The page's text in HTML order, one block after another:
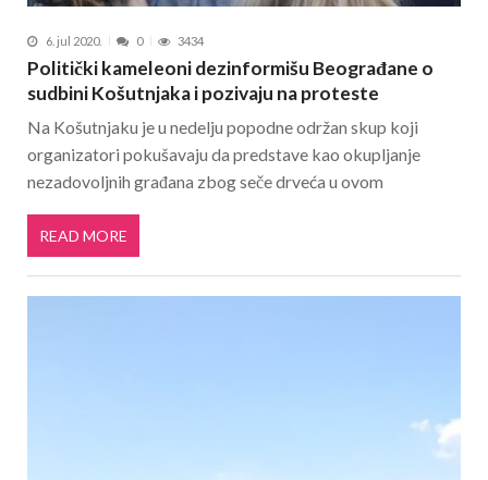
6. jul 2020. 0 3434
Politički kameleoni dezinformišu Beograđane o
sudbini Košutnjaka i pozivaju na proteste
Na Košutnjaku je u nedelju popodne održan skup koji
organizatori pokušavaju da predstave kao okupljanje
nezadovoljnih građana zbog seče drveća u ovom
READ MORE